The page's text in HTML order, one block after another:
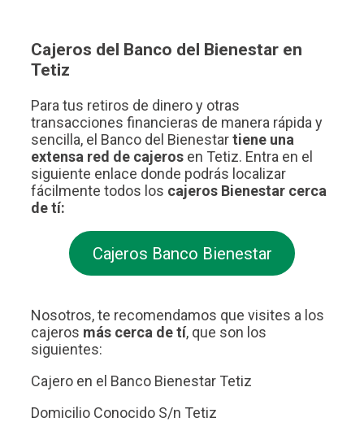
Cajeros del Banco del Bienestar en
Tetiz
Para tus retiros de dinero y otras
transacciones financieras de manera rápida y
sencilla, el Banco del Bienestartiene una
extensa red de cajeros en Tetiz. Entra en el
siguiente enlace donde podrás localizar
fácilmente todos los cajeros Bienestar cerca
de tí:
Cajeros Banco Bienestar
Nosotros, te recomendamos que visites a los
cajeros más cerca de tí, que son los
siguientes:
Cajero en el Banco Bienestar Tetiz
Domicilio Conocido S/n Tetiz